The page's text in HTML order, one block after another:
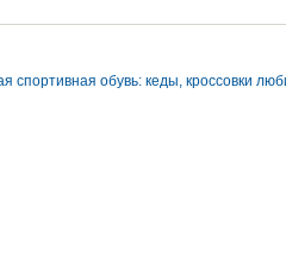
спортивная обувь: кеды, кроссовки